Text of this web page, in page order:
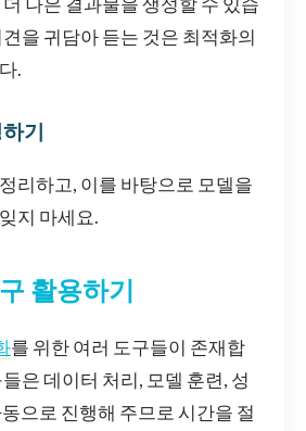
을 귀담아 듣는 것은 최적화의
.
기
리하고, 이를 바탕으로 모델을
지 마세요.
활용하기
를 위한 여러 도구들이 존재합
은 데이터 처리, 모델 훈련, 성
으로 진행해 주므로 시간을 절